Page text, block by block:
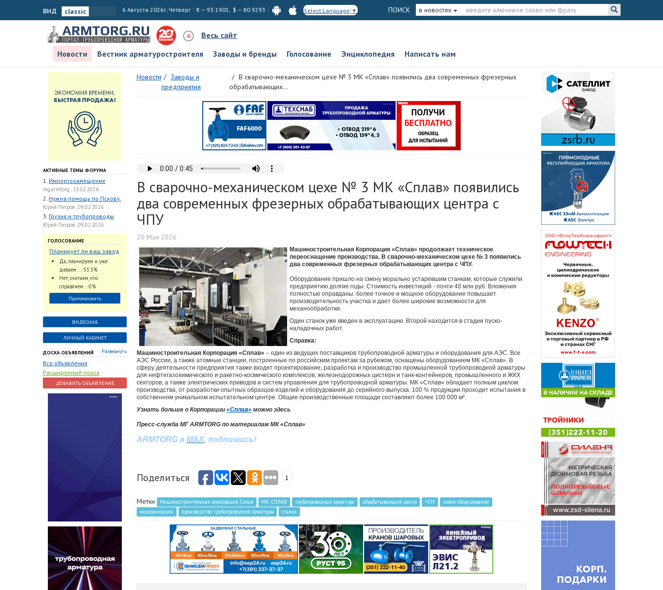
вид 6 Августа 2026г, Четверг € — 93.1901, $ — 80.9293 Select Language ▼ ПОИСК в новостях
Весь сайт
Новости
Вестник арматуростроителя Заводы и бренды Голосование Энциклопедия Написать нам
АКТИВНЫЕ ТЕМЫ ФОРУМА
1. Импортозамещение
mg.armtorg , 13.02.2026
2. Нужна помощь по Пскову.
Юрий Петров , 09.02.2026
3. Грузия и трубопроводы
Юрий Петров , 09.02.2026
ГОЛОСОВАНИЕ
Планирует ли ваш завод
использовать
промышленный
интеллект и цифровые
заказы для ускорения
обработки заказов и
оперативной отгрузки
продукции конечному
потребителю?
Да, планируем и уже
делаем ...-33.3%
Нет, считаем, что
справляем...-0%
Проголосовать
ВИДЕОХАБ
ЛИЧНЫЙ КАБИНЕТ
ДОСКА ОБЪЯВЛЕНИЙ Развернуть
Все объявления
Расширенный поиск
ДОБАВИТЬ ОБЪЯВЛЕНИЕ
Новости
Заводы и
предприятия
В сварочно-механическом цехе № 3 МК «Сплав» появились два современных фрезерных
обрабатывающих...
В сварочно-механическом цехе № 3 МК «Сплав» появились
два современных фрезерных обрабатывающих центра с
ЧПУ
20 Мая 2026
Машиностроительная Корпорация «Сплав» продолжает техническое
переоснащение производства. В сварочно-механическом цехе № 3 появились
два современных фрезерных обрабатывающих центра с ЧПУ.
Оборудование пришло на смену морально устаревшим станкам, которые служили
предприятию долгие годы. Стоимость инвестиций - почти 40 млн руб. Вложения
полностью оправданы: более точное и мощное оборудование повышает
производительность участка и дает более широкие возможности для
механообработки.
Один станок уже введен в эксплуатацию. Второй находится в стадии пуско-
наладочных работ.
Справка:
Машиностроительная Корпорация «Сплав» – один из ведущих поставщиков трубопроводной арматуры и оборудования для АЭС. Все
АЭС России, а также атомные станции, построенные по российским проектам за рубежом, оснащены оборудованием МК «Сплав». В
сферу деятельности предприятия также входят проектирование, разработка и производство промышленной трубопроводной арматуры
для нефтегазохимического и ракетно-космического комплексов, железнодорожных цистерн и танк-контейнеров, промышленного и ЖКХ
секторов, а также электрических приводов и систем управления для трубопроводной арматуры. МК «Сплав» обладает полным циклом
производства, от разработки опытных образцов изделий и оборудования до серийного выпуска. 100 % продукции проходит испытания в
собственном уникальном испытательном центре. Общие производственные площади составляют более 100 000 м².
Узнать больше о Корпорации «Сплав» можно здесь
Пресс-служба МГ ARMTORG по материалам МК «Сплав»
ARMTORG в MAX, подпишись!
Поделиться 1
Метки Машиностроительная корпорация Сплав МК СПЛАВ трубопроводная арматура обрабатывающий центр ЧПУ
новое оборудование
модернизация
производство трубопроводной арматуры станок